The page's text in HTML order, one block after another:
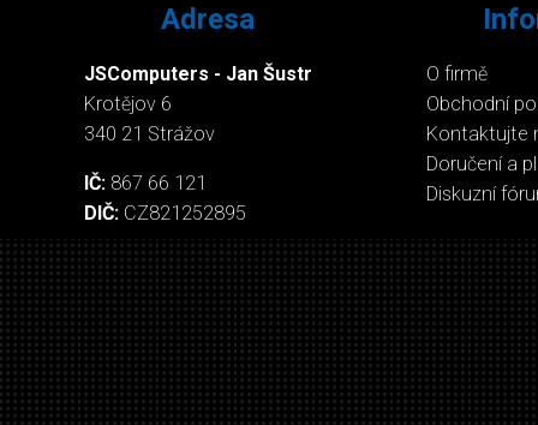
Adresa
JSComputers - Jan Šustr
Krotějov 6
340 21 Strážov
IČ: 867 66 121
DIČ: CZ821252895
O firmě
Obchodní
Kontaktujte
Doručení a
Diskuzní